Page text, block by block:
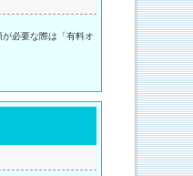
必要な際は「有料オ